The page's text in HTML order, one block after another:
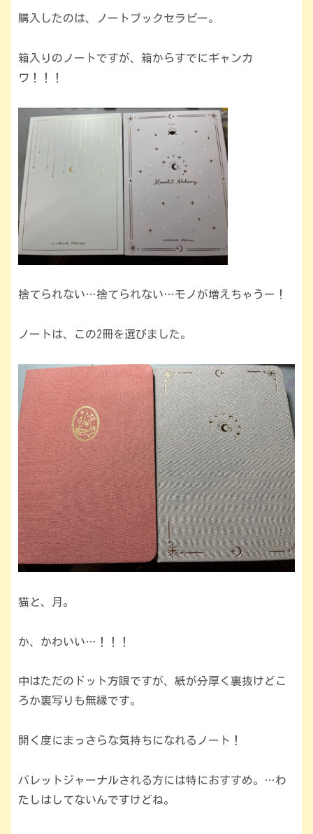
購入したのは、ノートブックセラピー。
箱入りのノートですが、箱からすでにギャンカ
ワ！！！
捨てられない…捨てられない…モノが増えちゃうー！
ノートは、この2冊を選びました。
猫と、月。
か、かわいい…！！！
中はただのドット方眼ですが、紙が分厚く裏抜けどこ
ろか裏写りも無縁です。
開く度にまっさらな気持ちになれるノート！
バレットジャーナルされる方には特におすすめ。…わ
たしはしてないんですけどね。